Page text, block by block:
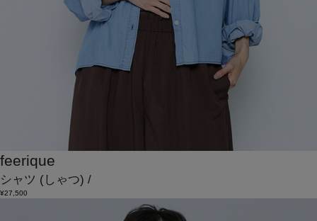
feerique
シャツ (しゃつ) /
¥27,500